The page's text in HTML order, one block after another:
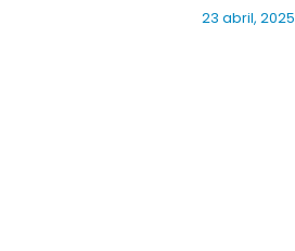
23 abril, 2025